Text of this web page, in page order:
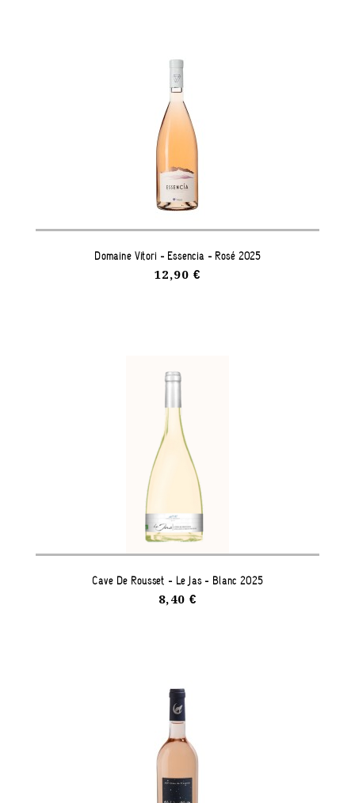
Domaine Vitori - Essencia - Rosé 2025
12,90 €
Cave De Rousset - Le Jas - Blanc 2025
8,40 €